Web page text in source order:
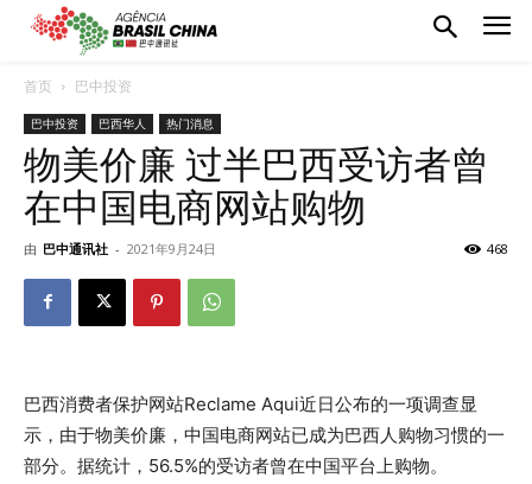
首页 巴中投资
巴中投资 巴西华人 热门消息
物美价廉 过半巴西受访者曾
在中国电商网站购物
由 巴中通讯社 - 2021年9月24日 468
巴西消费者保护网站Reclame Aqui近日公布的一项调查显
示，由于物美价廉，中国电商网站已成为巴西人购物习惯的一
部分。据统计，56.5%的受访者曾在中国平台上购物。